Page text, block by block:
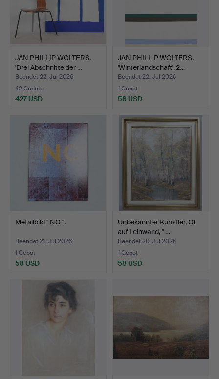
JAN PHILLIP WOLTERS.
'Drei Abschnitte der …
Beendet 22. Jul 2026
42 Gebote
427 USD
JAN PHILLIP WOLTERS.
'Winterlandschaft', 2…
Beendet 22. Jul 2026
1 Gebot
58 USD
Metallbild '' NO ''.
Beendet 21. Jul 2026
1 Gebot
58 USD
Unbekannter Künstler, Öl
auf Leinwand, '' …
Beendet 20. Jul 2026
1 Gebot
58 USD